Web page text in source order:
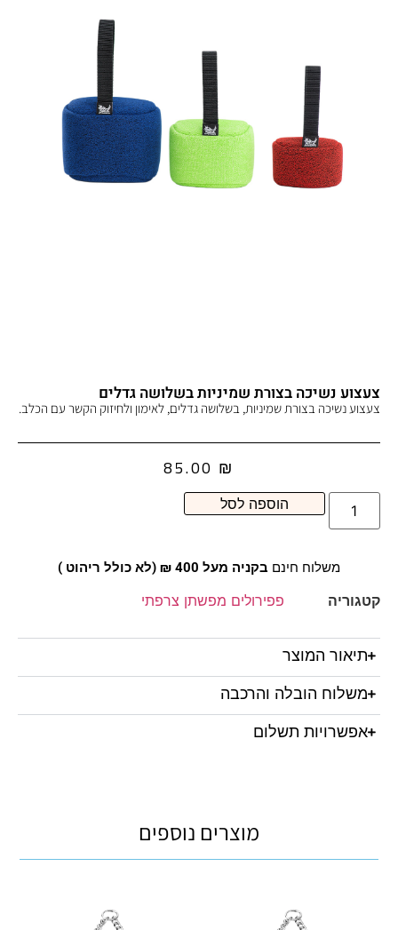
צעצוע נשיכה בצורת שמיניות בשלושה גדלים
צעצוע נשיכה בצורת שמיניות, בשלושה גדלים, לאימון ולחיזוק הקשר עם הכלב.
85.00 ₪
הוספה לסל
משלוח חינם בקניה מעל 400 ₪ (לא כולל ריהוט )
קטגוריה פפירולים מפשתן צרפתי
תיאור המוצר
משלוח הובלה והרכבה
אפשרויות תשלום
מוצרים נוספים